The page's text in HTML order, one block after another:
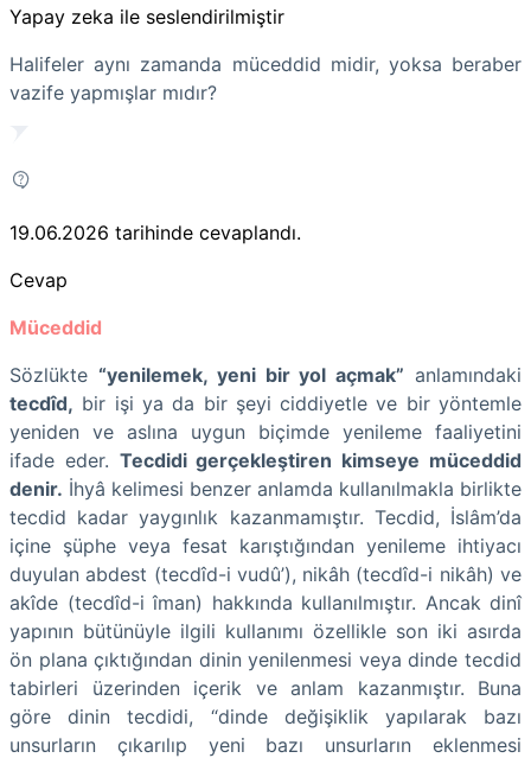
Yapay zeka ile seslendirilmiştir
Halifeler aynı zamanda müceddid midir, yoksa beraber
vazife yapmışlar mıdır?
19.06.2026 tarihinde cevaplandı.
Cevap
Müceddid
Sözlükte “yenilemek, yeni bir yol açmak” anlamındaki
tecdîd, bir işi ya da bir şeyi ciddiyetle ve bir yöntemle
yeniden ve aslına uygun biçimde yenileme faaliyetini
ifade eder. Tecdidi gerçekleştiren kimseye müceddid
denir. İhyâ kelimesi benzer anlamda kullanılmakla birlikte
tecdid kadar yaygınlık kazanmamıştır. Tecdid, İslâm’da
içine şüphe veya fesat karıştığından yenileme ihtiyacı
duyulan abdest (tecdîd-i vudû’), nikâh (tecdîd-i nikâh) ve
akîde (tecdîd-i îman) hakkında kullanılmıştır. Ancak dinî
yapının bütünüyle ilgili kullanımı özellikle son iki asırda
ön plana çıktığından dinin yenilenmesi veya dinde tecdid
tabirleri üzerinden içerik ve anlam kazanmıştır. Buna
göre dinin tecdidi, “dinde değişiklik yapılarak bazı
unsurların çıkarılıp yeni bazı unsurların eklenmesi